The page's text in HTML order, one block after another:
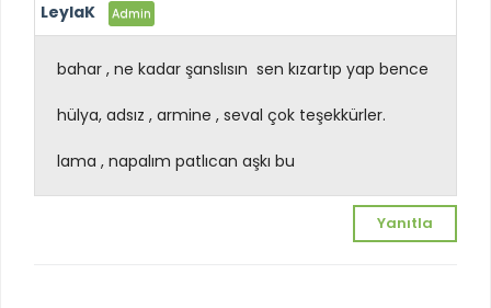
LeylaK
bahar , ne kadar şanslısın sen kızartıp yap bence
hülya, adsız , armine , seval çok teşekkürler.
lama , napalım patlıcan aşkı bu
Yanıtla